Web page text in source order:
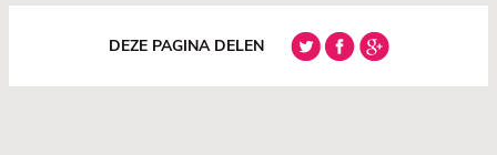
DEZE PAGINA DELEN